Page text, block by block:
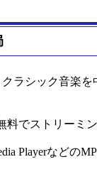
ラシック音楽を
でストリーミン
Playerなどの